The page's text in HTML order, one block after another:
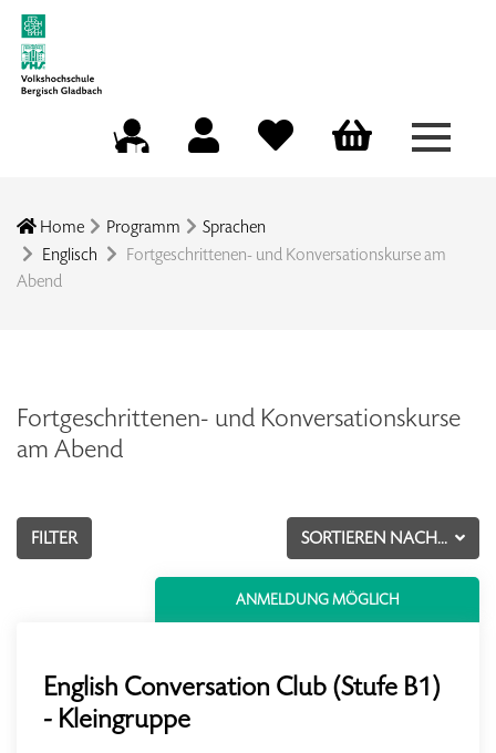
Menü
Home Programm
Sprachen
Englisch
Fortgeschrittenen- und Konversationskurse am
Abend
Fortgeschrittenen- und Konversationskurse
am Abend
SORTIEREN NACH...
FILTER
ANMELDUNG MÖGLICH
English Conversation Club (Stufe B1)
- Kleingruppe